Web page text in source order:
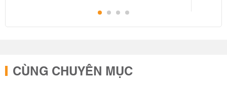
CÙNG CHUYÊN MỤC